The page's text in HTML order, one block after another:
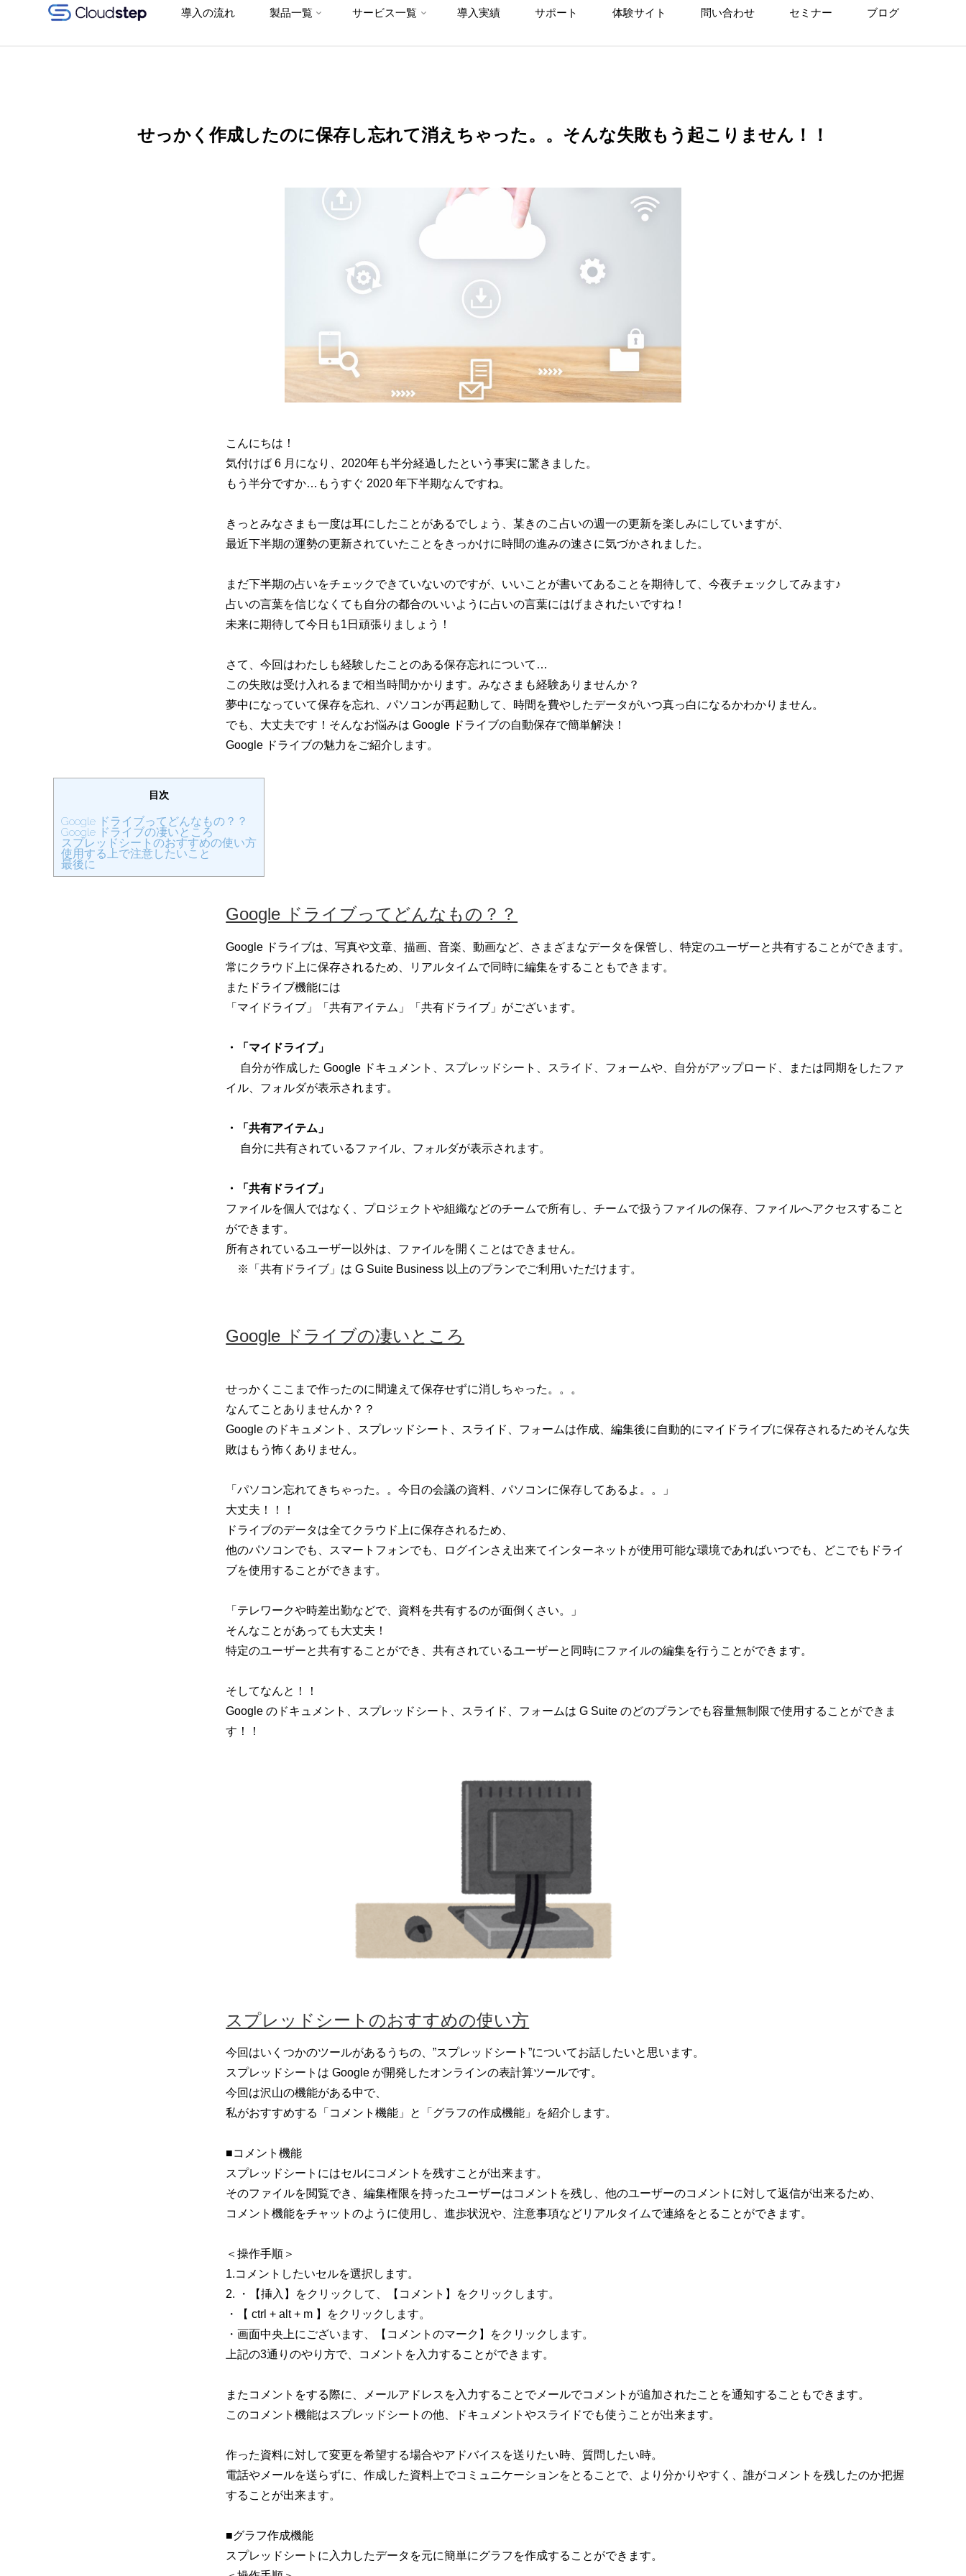
Google
プ）」
コ
ン
導入の流れ 製品一覧 サービス一覧 導入実績 サポート 体験サイト 問い合わせ セミナー ブログ
せっかく作成したのに保存し忘れて消えちゃった。。そんな失敗もう起こりません！！
こんにちは！
気付けば 6 月になり、2020年も半分経過したという事実に驚きました。
もう半分ですか…もうすぐ 2020 年下半期なんですね。
きっとみなさまも一度は耳にしたことがあるでしょう、某きのこ占いの週一の更新を楽しみにしていますが、
最近下半期の運勢の更新されていたことをきっかけに時間の進みの速さに気づかされました。
まだ下半期の占いをチェックできていないのですが、 いいことが書いてあることを期待して、今夜チェックしてみます♪
占いの言葉を信じなくても自分の都合のいいように占いの言葉にはげまされたいですね！
未来に期待して今日も1日頑張りましょう！
さて、今回はわたしも経験したことのある保存忘れについて…
この失敗は受け入れるまで相当時間かかります。みなさまも経験ありませんか？
夢中になっていて保存を忘れ、パソ コンが再起動して、時間を費やしたデータがいつ真っ白になるかわかりません。
でも、大丈夫です！そんなお悩みは Google ドライブの自動保存で簡単解決！
Google ドライブの魅力をご紹介します。
目次
Google ドライブってどんなもの？？
Google ドライブの凄いところ
スプレッドシートのおすすめの使い方
使用する上で注意したいこと
最後に
Google ドライブってどんなもの？？
Google ドライブは、写真や文章、描画、音楽、動画など、さまざまなデータを保管し、特定のユーザーと共有することができます。
常にクラウド上に保存されるため、リアルタイムで同時に編集をすることもできます。
またドライブ機能には
「マイドライブ」「共有アイテム」「共有ドライブ」がございます。
・「マイドライブ」
自分が作成した Google ドキュメント、スプレッドシート、
スライド、フォームや、
自分がアップロード、または同期をしたファ
イル、フォルダが表示されます。
・「共有アイテム」
自分に共有されているファイル、フォルダが表示されます。
・「共有ドライブ」
ファイルを個人ではなく、プロジェクトや組織などのチームで所有し、チームで扱うファイルの保存、ファイルへアクセスすること
ができます。
所有されているユーザー以外は、ファイルを開くことはできません。
※「共有ドライブ」は G Suite Business 以上のプランでご利用いただけます。
Google ドライブの凄いところ
せっかくここまで作ったのに間違えて保存せずに消しちゃった。。。
なんてことありませんか？？
Google のドキュメント、スプレッドシート、スライド、フォームは作成、編集後に自動的にマイドライブに保存されるためそんな失
敗はもう怖くありません。
「パソコン忘れてきちゃった。。今日の会議の資料、パソコンに保存してあるよ。。」
大丈夫！！！
ドライブのデータは全てクラウド上に保存されるため、
他のパソコンでも、スマートフォンでも、ログインさえ出来てインターネットが使用可能な環境であればいつでも、どこでもドライ
ブを使用することができます。
「テレワークや時差出勤などで、資料を共有するのが面倒くさい。」
そんなことがあっても大丈夫！
特定のユーザーと共有することができ、共有されているユーザーと同時にファイルの編集を行うことができます。
そしてなんと！！
Google のドキュメント、スプレッドシート、スライド、フォームは G Suite のどのプランでも容量無制限で使用することができま
す！！
スプレッドシートのおすすめの使い方
今回はいくつかのツールがあるうちの、”スプレッドシート”についてお話したいと思います。
スプレッドシートは Google が開発したオンラインの表計算ツールです。
今回は沢山の機能がある中で、
私がおすすめする「コメント機能」と「グラフの作成機能」を紹介します。
■コメント機能
スプレッドシートにはセルにコメントを残すことが出来ます。
そのファイルを閲覧でき、編集権限を持ったユーザーはコメントを残し、他のユーザーのコメントに対して返信が出来るため、
コメント機能をチャットのように使用し、進歩状況や、注意事項などリアルタイムで連絡をとることができます。
＜操作手順＞
1.コメントしたいセルを選択します。
2. ・【挿入】をクリックして、【コメント】をクリックします。
・【 ctrl + alt + m 】をクリックします。
・画面中央上にございます、【コメントのマーク】をクリックします。
上記の3通りのやり方で、コメントを入力することができます。
またコメントをする際に、メールアドレスを入力することでメールでコメントが追加されたことを通知することもできます。
このコメント機能はスプレッドシートの他、ドキュメントやスライドでも使うことが出来ます。
作った資料に対して変更を希望する場合やアドバイスを送りたい時、質問したい時。
電話やメールを送らずに、作成した資料上でコミュニケーションをとることで、
より分かりやすく、誰がコメントを残したのか把握
することが出来ます。
■グラフ作成機能
スプレッドシートに入力したデータを元に簡単にグラフを作成することができます。